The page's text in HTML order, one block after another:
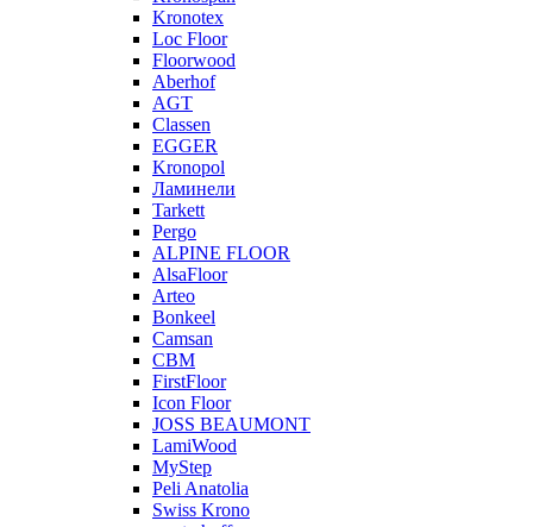
Kronotex
Loc Floor
Floorwood
Aberhof
AGT
Classen
EGGER
Kronopol
Ламинели
Tarkett
Pergo
ALPINE FLOOR
AlsaFloor
Arteo
Bonkeel
Camsan
CBM
FirstFloor
Icon Floor
JOSS BEAUMONT
LamiWood
MyStep
Peli Anatolia
Swiss Krono